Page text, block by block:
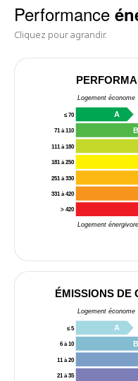
Performance
Cliquez pour agrandir.
Logement économe
Logement énergivore
≤ 70 A
71 à 110 B
111 à 180
181 à 250
251 à 330
331 à 420
> 420
ÉMISSIONS DE
Logement économe
≤ 5 A
6 à 10 B
11 à 20
21 à 35